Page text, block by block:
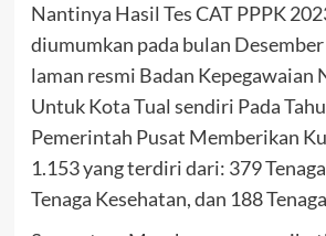
Nantinya Hasil Tes CAT PPPK
diumumkan pada bulan
laman resmi Badan Kepegawaian
Untuk Kota Tual sendiri Pada
Pemerintah Pusat Memberikan
1.153 yang terdiri dari: 379
Tenaga Kesehatan, dan 188